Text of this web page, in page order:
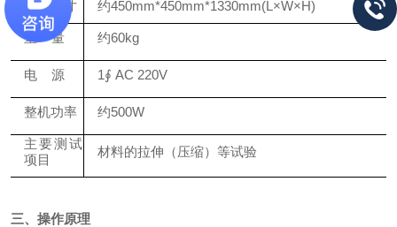
外型尺寸 约450mm*450mm*1330mm(L×W×H)
重 量 约60kg
电 源 1∮ AC 220V
整机功率 约500W
主要测试
项目
材料的拉伸（压缩）等试验
三、操作原理